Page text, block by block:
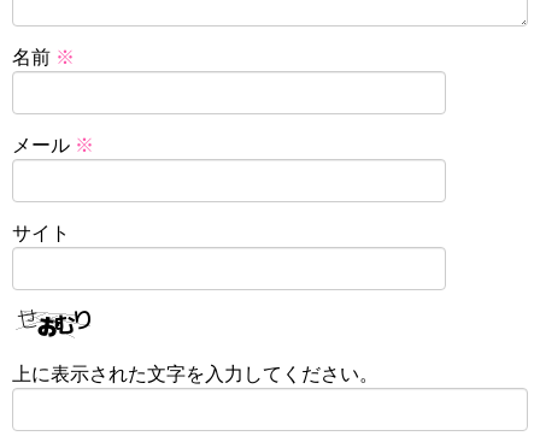
名前 ※
メール ※
サイト
上に表示された文字を入力してください。